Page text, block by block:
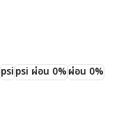
psipsi ผ่อน 0%ผ่อน 0%